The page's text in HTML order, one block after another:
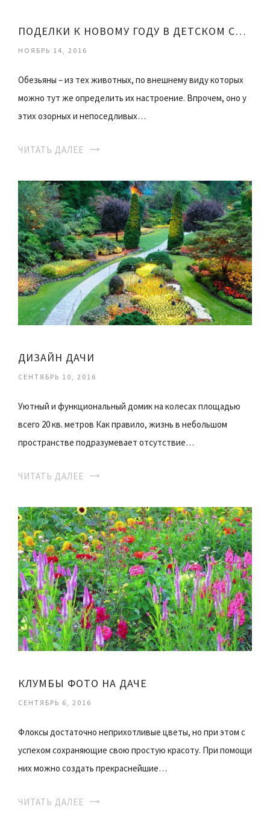
ПОДЕЛКИ К НОВОМУ ГОДУ В ДЕТСКОМ САДУ
НОЯБРЬ 14, 2016
Обезьяны – из тех животных, по внешнему виду которых
можно тут же определить их настроение. Впрочем, оно у
этих озорных и непоседливых…
ЧИТАТЬ ДАЛЕЕ
ДИЗАЙН ДАЧИ
СЕНТЯБРЬ 10, 2016
Уютный и функциональный домик на колесах площадью
всего 20 кв. метров Как правило, жизнь в небольшом
пространстве подразумевает отсутствие…
ЧИТАТЬ ДАЛЕЕ
КЛУМБЫ ФОТО НА ДАЧЕ
СЕНТЯБРЬ 6, 2016
Флоксы достаточно неприхотливые цветы, но при этом с
успехом сохраняющие свою простую красоту. При помощи
них можно создать прекраснейшие…
ЧИТАТЬ ДАЛЕЕ